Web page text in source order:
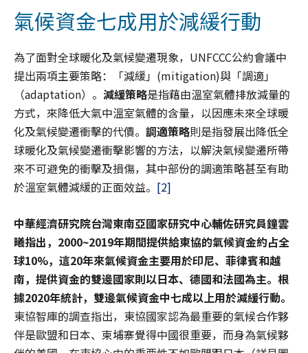
氣候資金七成用於減緩行動
為了面對全球暖化及氣候變遷現象，UNFCCC公約會議中
提出兩項主要策略：「減緩」(mitigation)與「調適」
（adaptation）。 減緩策略是指藉由溫室氣體排放減量的
方式，來降低大氣中溫室氣體的含量，以因應未來全球暖
化及氣候變遷衝擊的代價。 調適策略則是指發展出降低全
球暖化及氣候變遷衝擊影響的方法，以解決氣候變遷所帶
來不可避免的衝擊及損傷，其中部份的調適策略甚至有助
於溫室氣體減緩的正面效益。 [2]
中華經濟研究院台灣東南亞國家研究中心輔佐研究員鐘雲
曦指出，2000~2019年期間提供給東協的氣候資金約占全
球10%，這20年來氣候資金主要用於印尼、菲律賓和越
南，提供資金的雙邊國家則以日本、德國和法國為主。根
據2020年統計，雙邊氣候資金中七成以上用於減緩行動。
東協智庫的調查指出，東協國家認為最重要的氣候合作夥
伴是歐盟和日本、柬埔寨覺得中國很重要，而身為氣候夥